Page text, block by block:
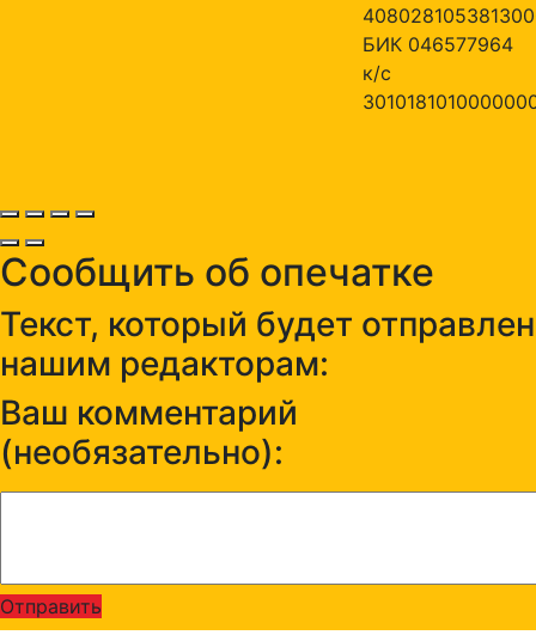
БИК 046577964
к/с
Сообщить об опечатке
Текст, который будет отправлен
нашим редакторам:
Ваш комментарий
(необязательно):
Отправить